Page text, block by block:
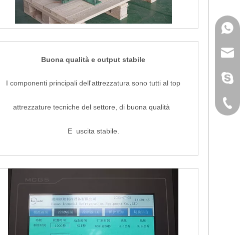
Buona qualità e output stabile
I componenti principali dell'attrezzatura sono tutti al top
attrezzature tecniche del settore, di buona qualità
E uscita stabile.
+86
+86